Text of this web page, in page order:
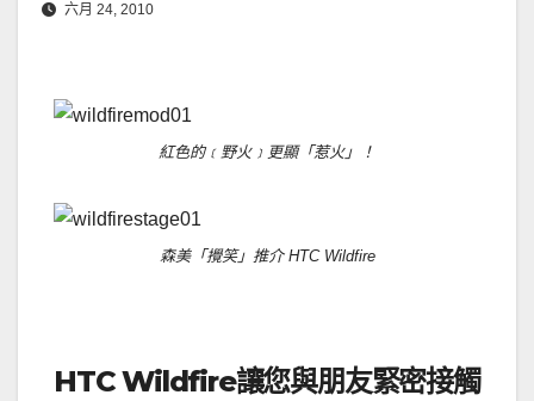
六月 24, 2010
紅色的﹝野火﹞更顯「惹火」！
森美「攪笑」推介 HTC Wildfire
HTCWildfire讓您與朋友緊密接觸